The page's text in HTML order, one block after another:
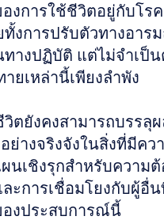
งการใช้ชีวิตอยู่กับโร
ทั้งการปรับตัวทางอาร
ทางปฏิบัติ แต่ไม่จำเป็
ยเหล่านี้เพียงลำพัง
ตยังคงสามารถบรรลุผ
ย่างจริงจังในสิ่งที่มีค
นเชิงรุกสําหรับความ
ะการเชื่อมโยงกับผู้อื่น
งประสบการณ์นี้